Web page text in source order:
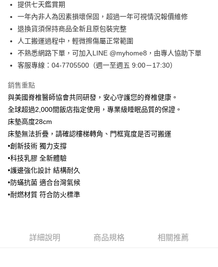
【大哥付你分期使用說明】
1.本服務由台灣大哥大提供，台灣大哥大用戶可立即使用無須另外申請。
2.付款方式選擇「大哥付你分期」，訂單成立後會自動跳轉到大哥付的交易
流程，驗證手機門號後，選擇欲分期的期數、繳款截止日，確認付款後即完
成交易。
3.實際核准額度、可分期數及費用金額請依後續交易確認頁面所載為準。
4.訂單成立30分鐘內，如未前往確認交易或遇審核未通過，訂單將自動取
消。如遇「轉專審核」未通過狀況，表示未達大哥付你分期系統評分，恕無
【繳款方式說明】
1.分期款項不併入電信帳單，「大哥付你分期」於每月結算日後寄送繳費提
醒簡訊。
2.透過簡訊連結打開帳單後，可選擇「超商條碼／台灣大直營門市／銀行轉
帳／街口支付／iPASS MONEY」等通路繳費。
【注意事項】
1.本服務係由「台灣大哥大股份有限公司」（以下簡稱本公司）所提供，讓
用戶於交易時，得透過本服務購買商品或服務，並由商店將買賣／分期付款
2.基於同意付款使用「大哥付你分期」之契約關係目的，商店將以您的個人
資料（包含姓名、電話或地址）提供予台灣大哥大進項蒐集、處理及利用，
由本公司與您本人進行分期帳單所需資料之確認、核對及更正。
3.完整用戶服務條款，請詳閱以下連結：
AFTEE先享後付
相關說明
【關於「AFTEE先享後付」】
AFTEE先享後付是「在收到商品之後才付款」的支付方式。 讓您購物簡單
便利好安心！
１．簡單：不需註冊會員、不需綁卡、不需儲值。
３．安心：先確認商品／服務後，再付款。
【「AFTEE先享後付」結帳流程】
１．於結帳方式選擇「AFTEE先享後付」後，將跳轉至「AFTEE先享後付」
２．訂單成立數日內，您將收到繳費通知簡訊。
３．收到繳費通知簡訊後14天內，點擊此簡訊中的連結，可透過四大超商／
ATM／網路銀行／等多元方式進行付款，方視為交易完成。
※ 請注意：結帳手續完成當下不需立刻繳費，但若您需要取消訂單，請聯絡
購買商品的店家。未經商家同意取消之訂單仍視為有效，需透過AFTEE先享
後付繳納相關費用。
是否繳費成功／繳費後需取消欲退款等相關疑問，請聯繫「AFTEE先享後付
客戶支援中心」https://netprotections.freshdesk.com/support/home
權轉讓予恩沛科技股份有限公司。
ATM付款
運送方式
➤一般商品『宅配寄送』：1.車趟為週一至六 2.無組裝，只送至一
樓 3.購買大型家具，可一同配送組裝
免運費
➤大型傢俱『免費組裝』：1.車趟為週二、週四 2.可指定日期，無
法指定當天抵達時段，白天至晚上皆可能
每筆NT$3,000，滿NT$1(含以上)免運費
提供七天鑑賞期
一年內非人為因素損壞保固，超過一年可視情況報價維修
退換貨須保持商品全新且原包裝完整
人工搬運過程中，輕微擦傷屬正常範圍
不熟悉網路下單，可加入LINE @myhome8，由專人協助下單
客服專線：04-7705500（週一至週五 9:00－17:30）
銷售重點
與美國脊椎醫師協會共同研發，安心守護您的脊椎健康。
全球超過2,000間飯店指定使用，專業級睡眠品質的保證。
床墊高度28cm
床墊無法折疊，請確認樓梯轉角、門框寬度是否可搬運
•創新技術 獨力支撐
•科技乳膠 全新體驗
•護邊強化設計 結構耐久
•防蟎抗菌 適合台灣氣候
•耐燃材質 符合防火標準
詳細說明 商品規格 相關推薦